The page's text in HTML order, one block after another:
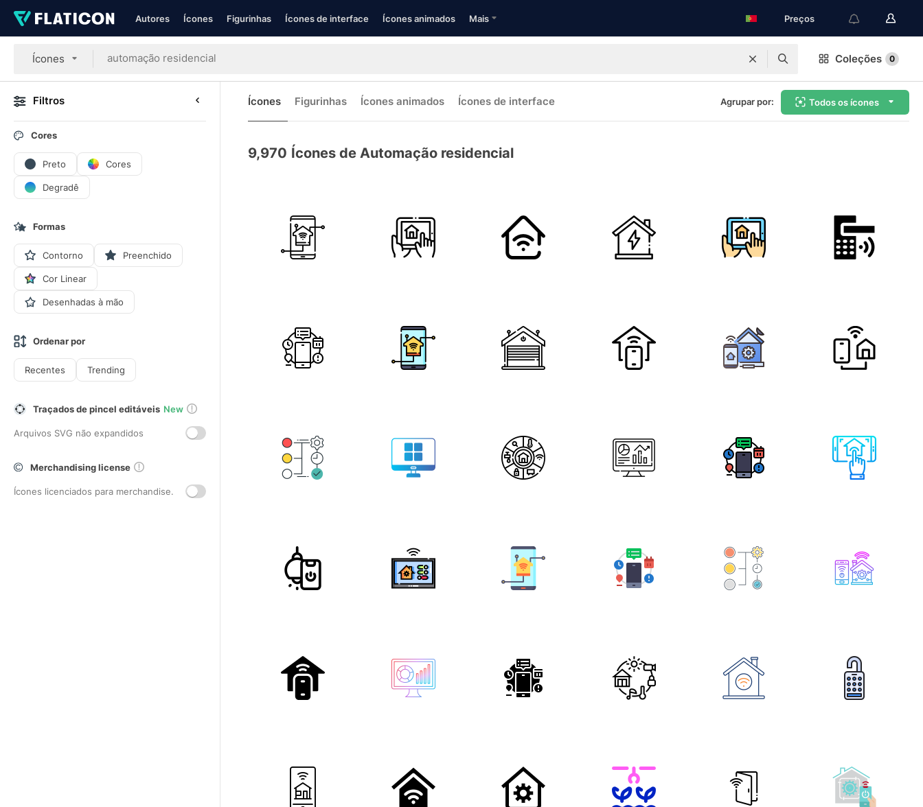
Autores Ícones Figurinhas Ícones de interface Ícones animados Mais Preços
Ícones Coleções 0
Filtros
Cores
Preto Cores
Degradê
Formas
Contorno Preenchido
Cor Linear
Desenhadas à mão
Ordenar por
Recentes Trending
Traçados de pincel editáveis New
Arquivos SVG não expandidos
Merchandising license
Ícones licenciados para merchandise.
Ícones Figurinhas Ícones animados Ícones de interface Agrupar por: Todos os ícones
9,970 Ícones de Automação residencial